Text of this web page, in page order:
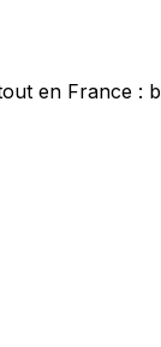
en France :